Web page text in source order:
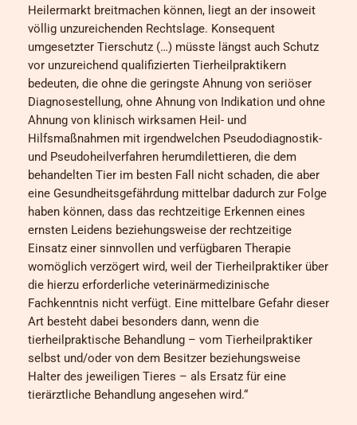
Heilermarkt breitmachen können, liegt an der insoweit
völlig unzureichenden Rechtslage. Konsequent
umgesetzter Tierschutz (…) müsste längst auch Schutz
vor unzureichend qualifizierten Tierheilpraktikern
bedeuten, die ohne die geringste Ahnung von seriöser
Diagnosestellung, ohne Ahnung von Indikation und ohne
Ahnung von klinisch wirksamen Heil- und
Hilfsmaßnahmen mit irgendwelchen Pseudodiagnostik-
und Pseudoheilverfahren herumdilettieren, die dem
behandelten Tier im besten Fall nicht schaden, die aber
eine Gesundheitsgefährdung mittelbar dadurch zur Folge
haben können, dass das rechtzeitige Erkennen eines
ernsten Leidens beziehungsweise der rechtzeitige
Einsatz einer sinnvollen und verfügbaren Therapie
womöglich verzögert wird, weil der Tierheilpraktiker über
die hierzu erforderliche veterinärmedizinische
Fachkenntnis nicht verfügt. Eine mittelbare Gefahr dieser
Art besteht dabei besonders dann, wenn die
tierheilpraktische Behandlung – vom Tierheilpraktiker
selbst und/oder von dem Besitzer beziehungsweise
Halter des jeweiligen Tieres – als Ersatz für eine
tierärztliche Behandlung angesehen wird.“